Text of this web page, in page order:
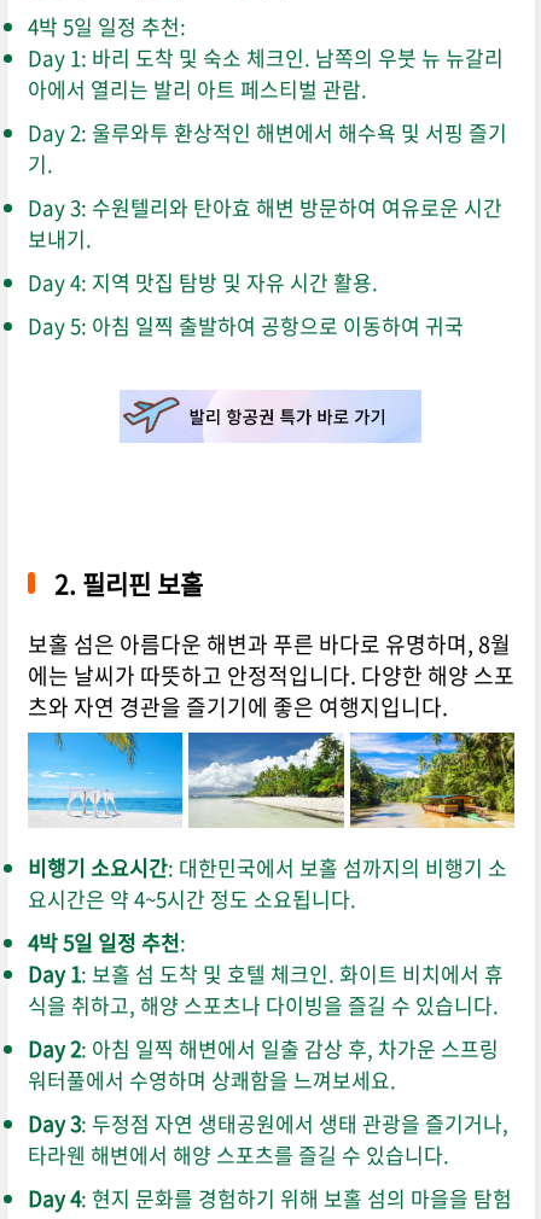
4박 5일 일정 추천:
Day 1: 바리 도착 및 숙소 체크인. 남쪽의 우붓 뉴 뉴갈리
아에서 열리는 발리 아트 페스티벌 관람.
Day 2: 울루와투 환상적인 해변에서 해수욕 및 서핑 즐기
기.
Day 3: 수원텔리와 탄아효 해변 방문하여 여유로운 시간
보내기.
Day 4: 지역 맛집 탐방 및 자유 시간 활용.
Day 5: 아침 일찍 출발하여 공항으로 이동하여 귀국
2. 필리핀 보홀
보홀 섬은 아름다운 해변과 푸른 바다로 유명하며, 8월
에는 날씨가 따뜻하고 안정적입니다. 다양한 해양 스포
츠와 자연 경관을 즐기기에 좋은 여행지입니다.
비행기 소요시간: 대한민국에서 보홀 섬까지의 비행기 소
요시간은 약 4~5시간 정도 소요됩니다.
4박 5일 일정 추천:
Day 1: 보홀 섬 도착 및 호텔 체크인. 화이트 비치에서 휴
식을 취하고, 해양 스포츠나 다이빙을 즐길 수 있습니다.
Day 2: 아침 일찍 해변에서 일출 감상 후, 차가운 스프링
워터풀에서 수영하며 상쾌함을 느껴보세요.
Day 3: 두정점 자연 생태공원에서 생태 관광을 즐기거나,
타라웬 해변에서 해양 스포츠를 즐길 수 있습니다.
Day 4: 현지 문화를 경험하기 위해 보홀 섬의 마을을 탐험